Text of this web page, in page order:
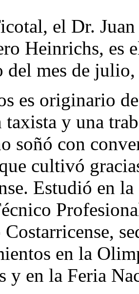
el Dr.
Heinrichs, es
del mes de
es originario
y una
soñó con
cultivó
Estudió en
en la
y en la Feria